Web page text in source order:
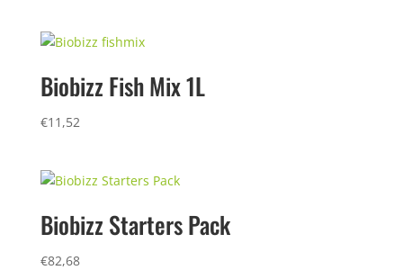
Biobizz Fish Mix 1L
€11,52
Biobizz Starters Pack
€82,68